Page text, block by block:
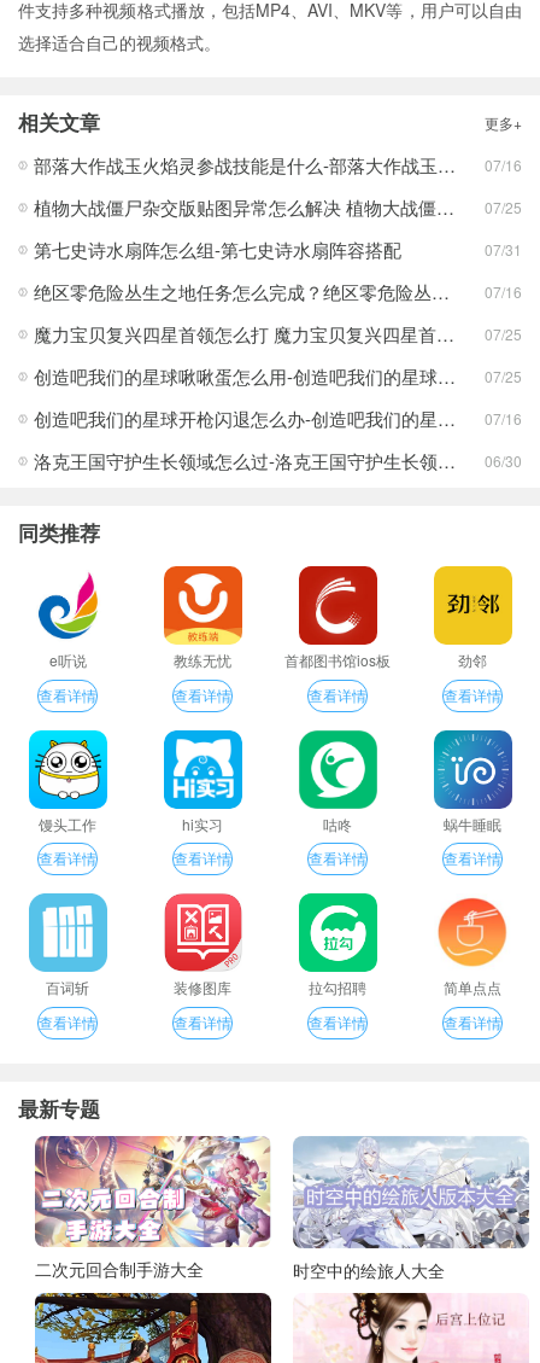
件支持多种视频格式播放，包括MP4、AVI、MKV等，用户可以自由
选择适合自己的视频格式。
相关文章 更多+
部落大作战玉火焰灵参战技能是什么-部落大作战玉火焰灵参战技能合集 07/16
植物大战僵尸杂交版贴图异常怎么解决 植物大战僵尸杂交版贴图异常教程 07/25
第七史诗水扇阵怎么组-第七史诗水扇阵容搭配 07/31
绝区零危险丛生之地任务怎么完成？绝区零危险丛生之地任务完成攻略 07/16
魔力宝贝复兴四星首领怎么打 魔力宝贝复兴四星首领打法合集 07/25
创造吧我们的星球啾啾蛋怎么用-创造吧我们的星球啾啾蛋使用攻略 07/25
创造吧我们的星球开枪闪退怎么办-创造吧我们的星球开枪闪退合集 07/16
洛克王国守护生长领域怎么过-洛克王国守护生长领域通关攻略 06/30
同类推荐
e听说
查看详情
教练无忧
查看详情
首都图书馆ios板
查看详情
劲邻
查看详情
馒头工作
查看详情
hi实习
查看详情
咕咚
查看详情
蜗牛睡眠
查看详情
百词斩
查看详情
装修图库
查看详情
拉勾招聘
查看详情
简单点点
查看详情
最新专题
二次元回合制手游大全 时空中的绘旅人大全